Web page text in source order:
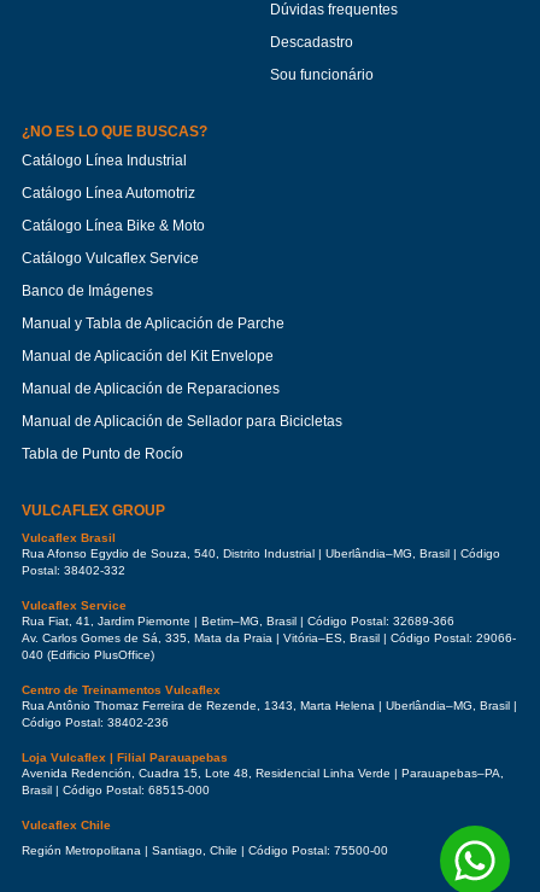
Dúvidas frequentes
Descadastro
Sou funcionário
¿NO ES LO QUE BUSCAS?
Catálogo Línea Industrial
Catálogo Línea Automotriz
Catálogo Línea Bike & Moto
Catálogo Vulcaflex Service
Banco de Imágenes
Manual y Tabla de Aplicación de Parche
Manual de Aplicación del Kit Envelope
Manual de Aplicación de Reparaciones
Manual de Aplicación de Sellador para Bicicletas
Tabla de Punto de Rocío
VULCAFLEX GROUP
Vulcaflex Brasil
Rua Afonso Egydio de Souza, 540, Distrito Industrial | Uberlândia–MG, Brasil | Código
Postal: 38402-332
Vulcaflex Service
Rua Fiat, 41, Jardim Piemonte | Betim–MG, Brasil | Código Postal: 32689-366
Av. Carlos Gomes de Sá, 335, Mata da Praia | Vitória–ES, Brasil | Código Postal: 29066-
040 (Edificio PlusOffice)
Centro de Treinamentos Vulcaflex
Rua Antônio Thomaz Ferreira de Rezende, 1343, Marta Helena | Uberlândia–MG, Brasil |
Código Postal: 38402-236
Loja Vulcaflex | Filial Parauapebas
Avenida Redención, Cuadra 15, Lote 48, Residencial Linha Verde | Parauapebas–PA,
Brasil | Código Postal: 68515-000
Vulcaflex Chile
Región Metropolitana | Santiago, Chile | Código Postal: 75500-00